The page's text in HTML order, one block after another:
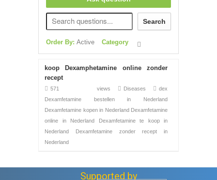
Search
Order By: Active Category
koop Dexamphetamine online zonder
recept
571 views Diseases
dex
Dexamfetamine bestellen in Nederland
Dexamfetamine kopen in Nederland Dexamfetamine
online in Nederland
Dexamfetamine te koop in
Nederland Dexamfetamine zonder recept in
Nederland
Supported by